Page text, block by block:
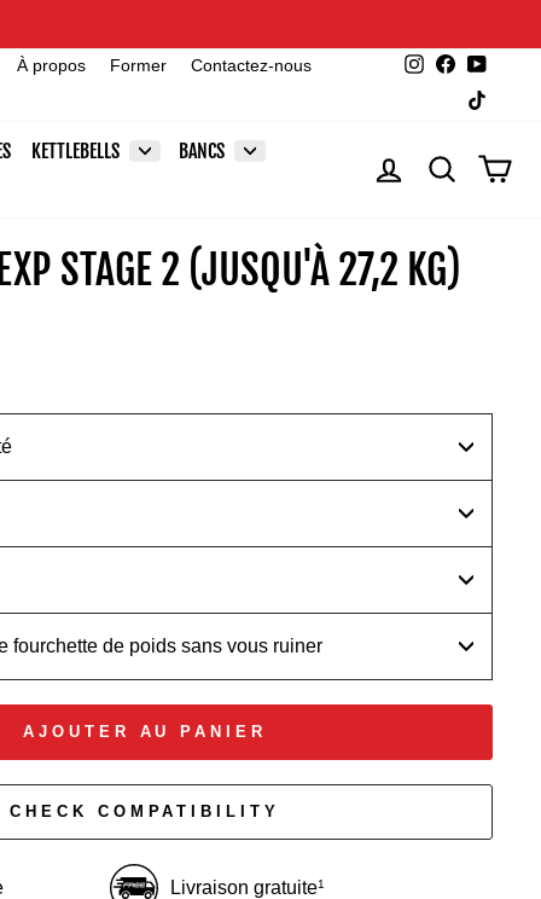
À propos Former Contactez-nous Instagram
Facebook
KETTLEBELLS BANCS SE CONNECTER
STAGE 2 (JUSQU'À 27,2 KG)
fourchette de poids sans vous ruiner
AJOUTER AU PANIER
CHECK COMPATIBILITY
Livraison gratuite1